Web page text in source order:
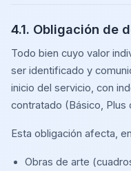
4.1. Obligación de
Todo bien cuyo valor
ser identificado y
inicio del servicio, con
contratado (Básico, Plus
Esta obligación afecta,
Obras de arte